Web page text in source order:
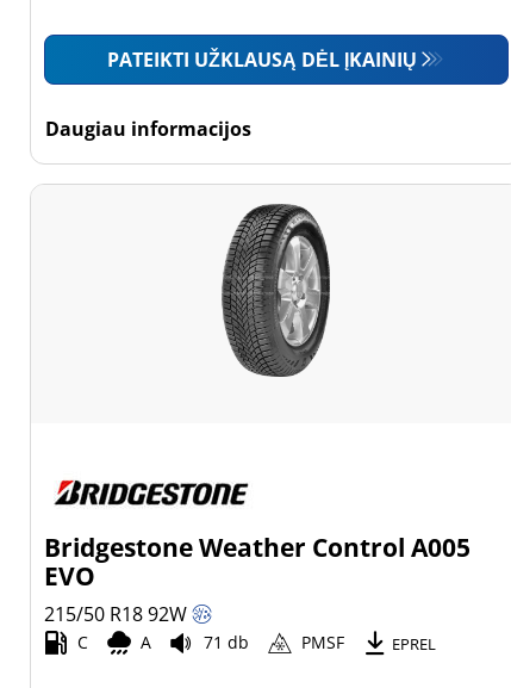
Mažas sunkvežimis
(0)
Padanga sustiprintomis
sustiprintomis
Daugiau
parinkčių
PATEIKTI UŽKLAUSĄ DĖL ĮKAINIŲ
Daugiau informacijos
Bridgestone Weather Control A005
EVO
215/50 R1892W
C A 71 db PMSF EPREL